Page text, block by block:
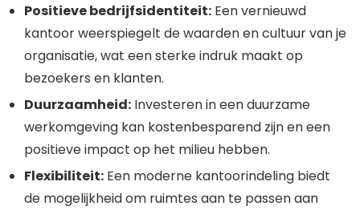
Positieve bedrijfsidentiteit: Een vernieuwd
kantoor weerspiegelt de waarden en cultuur van je
organisatie, wat een sterke indruk maakt op
bezoekers en klanten.
Duurzaamheid: Investeren in een duurzame
werkomgeving kan kostenbesparend zijn en een
positieve impact op het milieu hebben.
Flexibiliteit: Een moderne kantoorindeling biedt
de mogelijkheid om ruimtes aan te passen aan